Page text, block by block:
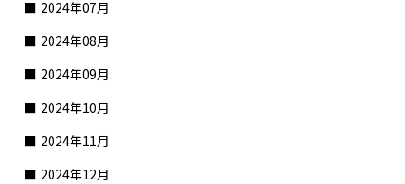
2024年07月
2024年08月
2024年09月
2024年10月
2024年11月
2024年12月